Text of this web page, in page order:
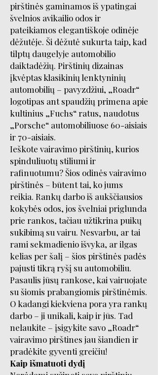
pirštinės gaminamos iš ypatingai
švelnios avikailio odos ir
pateikiamos elegantiškoje odinėje
dėžutėje. Ši dėžutė sukurta taip, kad
tilptų daugelyje automobilio
daiktadėžių. Pirštinių dizainas
įkvėptas klasikinių lenktyninių
automobilių – pavyzdžiui, „Roadr“
logotipas ant spaudžių primena apie
kultinius „Fuchs“ ratus, naudotus
„Porsche“ automobiliuose 60-aisiais
ir 70-aisiais.
Ieškote vairavimo pirštinių, kurios
spinduliuotų stiliumi ir
rafinuotumu? Šios odinės vairavimo
pirštinės – būtent tai, ko jums
reikia. Rankų darbo iš aukščiausios
kokybės odos, jos švelniai priglunda
prie rankos, tačiau užtikrina puikų
sukibimą su vairu. Nesvarbu, ar tai
rami sekmadienio išvyka, ar ilgas
kelias per šalį – šios pirštinės padės
pajusti tikrą ryšį su automobiliu.
Pasaulis jūsų rankose, kai vairuojate
su šiomis prabangiomis pirštinėmis.
O kadangi kiekviena pora yra rankų
darbo – ji unikali, kaip ir jūs. Tad
nelaukite – įsigykite savo „Roadr“
vairavimo pirštines jau šiandien ir
pradėkite gyventi greičiu!
Kaip išmatuoti dydį